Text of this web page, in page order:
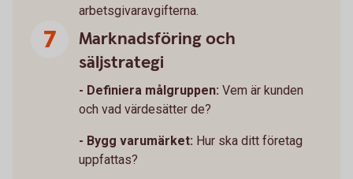
arbetsgivaravgifterna.
Marknadsföring och
säljstrategi
- Definiera målgruppen: Vem är kunden
och vad värdesätter de?
- Bygg varumärket: Hur ska ditt företag
uppfattas?